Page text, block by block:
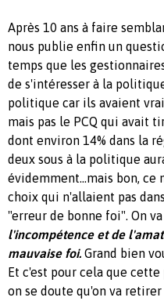
Après 10 ans à faire
nous publie enfin un
temps que les
de s'intéresser à la
politique car ils avaient
mais pas le PCQ qui avait
dont environ 14% dans la
deux sous à la politique
évidemment...mais bon,
choix qui n'allaient pas
"erreur de bonne foi". On
l'incompétence et de
mauvaise foi. Grand bien
Et c'est pour cela que
on se doute qu'on va